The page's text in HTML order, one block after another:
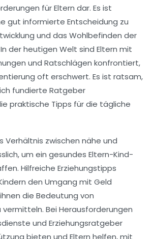
für Eltern dar. Es ist
gut informierte Entscheidung zu
und das Wohlbefinden der
der heutigen Welt sind Eltern mit
und Ratschlägen konfrontiert,
oft erschwert. Es ist ratsam,
fundierte Ratgeber
praktische Tipps für die tägliche
Verhältnis zwischen nähe und
um ein gesundes Eltern-Kind-
Hilfreiche Erziehungstipps
den Umgang mit Geld
die Bedeutung von
Bei Herausforderungen
und Erziehungsratgeber
bieten und Eltern helfen, mit